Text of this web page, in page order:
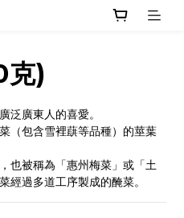
克)
泛廣東人的喜愛。
（包含雪裡蕻等品種）的莖葉
也被稱為「惠州梅菜」或「土
經過多道工序製成的醃菜。